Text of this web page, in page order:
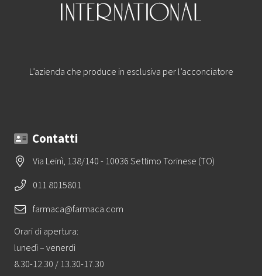
L’azienda che produce in esclusiva per l’acconciatore
Contatti
Via Leinì, 138/140 - 10036 Settimo Torinese (TO)
011 8015801
farmaca@farmaca.com
Orari di apertura:
lunedì – venerdì
8.30-12.30 / 13.30-17.30